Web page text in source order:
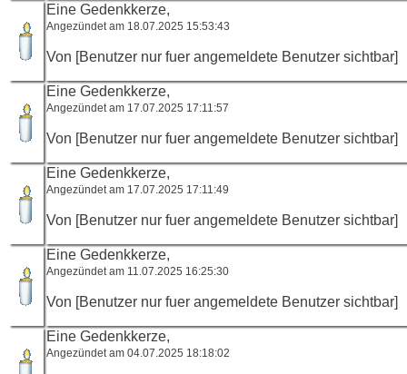
Eine Gedenkkerze,
Angezündet am 18.07.2025 15:53:43
Von [Benutzer nur fuer angemeldete Benutzer sichtbar]
Eine Gedenkkerze,
Angezündet am 17.07.2025 17:11:57
Von [Benutzer nur fuer angemeldete Benutzer sichtbar]
Eine Gedenkkerze,
Angezündet am 17.07.2025 17:11:49
Von [Benutzer nur fuer angemeldete Benutzer sichtbar]
Eine Gedenkkerze,
Angezündet am 11.07.2025 16:25:30
Von [Benutzer nur fuer angemeldete Benutzer sichtbar]
Eine Gedenkkerze,
Angezündet am 04.07.2025 18:18:02